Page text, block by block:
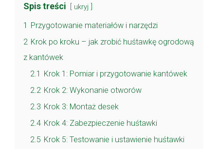
Spis treści ukryj
1 Przygotowanie materiałów i narzędzi
2 Krok po kroku – jak zrobić huśtawkę ogrodową
z kantówek
2.1 Krok 1: Pomiar i przygotowanie kantówek
2.2 Krok 2: Wykonanie otworów
2.3 Krok 3: Montaż desek
2.4 Krok 4: Zabezpieczenie huśtawki
2.5 Krok 5: Testowanie i ustawienie huśtawki